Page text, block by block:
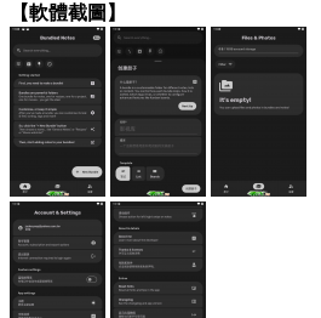
【軟體截圖】